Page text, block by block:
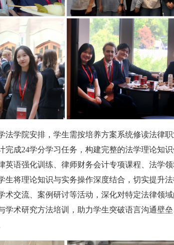
法学院安排，学生需按培养方案系统修读法律
完成24学分学习任务，构建完整的法学理论知
英语强化训练、律师财务会计专项课程、法学
生将理论知识与实务操作深度结合，切实提升
术交流、案例研讨等活动，深化对特定法律领域
学术研究方法培训，助力学生突破语言沟通壁